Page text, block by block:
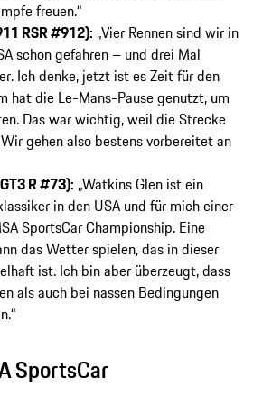
freuen.“
RSR #912): „Vier Rennen sind wir in
schon gefahren – und drei Mal
Ich denke, jetzt ist es Zeit für den
hat die Le-Mans-Pause genutzt, um
Das war wichtig, weil die Strecke
gehen also bestens vorbereitet an
R #73): „Watkins Glen ist ein
in den USA und für mich einer
SportsCar Championship. Eine
das Wetter spielen, das in dieser
ist. Ich bin aber überzeugt, dass
als auch bei nassen Bedingungen
SportsCar